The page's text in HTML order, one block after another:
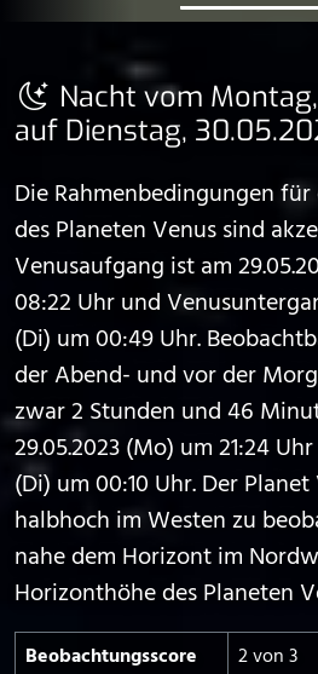
Nacht vom
auf Dienstag,
Die Rahmenbedingungen
des Planeten Venus sind
Venusaufgang ist am
08:22 Uhr und
(Di) um 00:49 Uhr.
der Abend- und vor der
zwar 2 Stunden und 46
29.05.2023 (Mo) um 21:24
(Di) um 00:10 Uhr. Der
halbhoch im Westen zu
nahe dem Horizont im
Horizonthöhe des Planeten
Beobachtungs­score
2 von